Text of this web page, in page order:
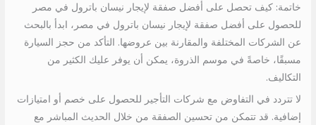
خاتمة: كيف تحصل على أفضل صفقة لإيجار نيسان باترول في مصر
للحصول على أفضل صفقة لإيجار نيسان باترول في مصر، ابدأ بالبحث
عن الشركات المختلفة والمقارنة بين عروضها. التأكد من حجز السيارة
مسبقًا، خاصةً في موسم الذروة، يمكن أن يوفر عليك الكثير من
التكاليف.
لا تتردد في التفاوض مع شركات التأجير للحصول على خصم أو امتيازات
إضافية. قد تتمكن من تحسين الصفقة من خلال الحديث المباشر مع